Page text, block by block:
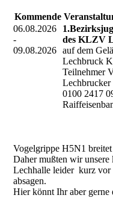
Kommende
06.08.2026
-
09.08.2026
des KLZV
auf dem
Lechbruck
Teilnehmer
0100 2417
Vogelgrippe H5N1
Daher mußten wir unsere
Lechhalle leider kurz vor
absagen.
Hier könnt Ihr aber gerne